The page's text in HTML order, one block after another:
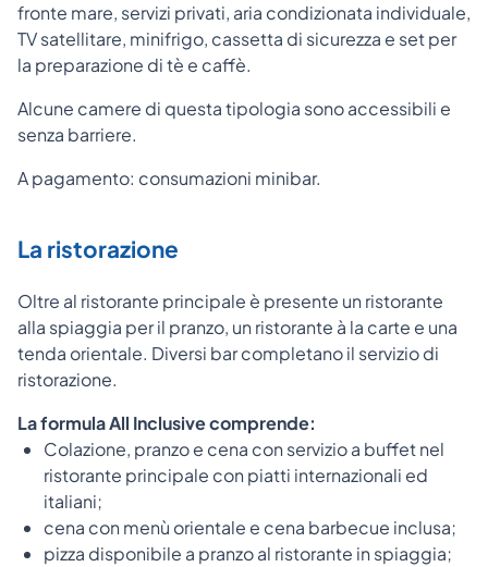
fronte mare, servizi privati, aria condizionata individuale,
TV satellitare, minifrigo, cassetta di sicurezza e set per
la preparazione di tè e caffè.
Alcune camere di questa tipologia sono accessibili e
senza barriere.
A pagamento: consumazioni minibar.
La ristorazione
Oltre al ristorante principale è presente un ristorante
alla spiaggia per il pranzo, un ristorante à la carte e una
tenda orientale. Diversi bar completano il servizio di
ristorazione.
La formula All Inclusive comprende:
Colazione, pranzo e cena con servizio a buffet nel
ristorante principale con piatti internazionali ed
italiani;
cena con menù orientale e cena barbecue inclusa;
pizza disponibile a pranzo al ristorante in spiaggia;